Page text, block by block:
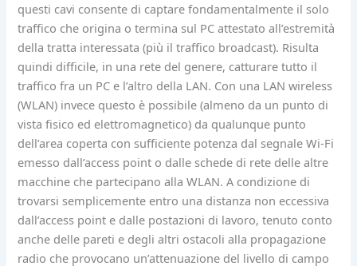
questi cavi consente di captare fondamentalmente il solo
traffico che origina o termina sul PC attestato all’estremità
della tratta interessata (più il traffico broadcast). Risulta
quindi difficile, in una rete del genere, catturare tutto il
traffico fra un PC e l’altro della LAN. Con una LAN wireless
(WLAN) invece questo è possibile (almeno da un punto di
vista fisico ed elettromagnetico) da qualunque punto
dell’area coperta con sufficiente potenza dal segnale Wi-Fi
emesso dall’access point o dalle schede di rete delle altre
macchine che partecipano alla WLAN. A condizione di
trovarsi semplicemente entro una distanza non eccessiva
dall’access point e dalle postazioni di lavoro, tenuto conto
anche delle pareti e degli altri ostacoli alla propagazione
radio che provocano un’attenuazione del livello di campo